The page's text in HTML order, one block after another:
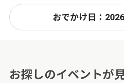
おでかけ日：
お探しのイベントが